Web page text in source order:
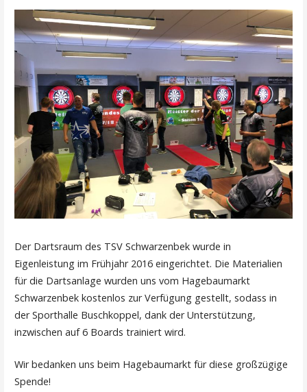
Der Dartsraum des TSV Schwarzenbek wurde in
Eigenleistung im Frühjahr 2016 eingerichtet. Die Materialien
für die Dartsanlage wurden uns vom Hagebaumarkt
Schwarzenbek kostenlos zur Verfügung gestellt, sodass in
der Sporthalle Buschkoppel, dank der Unterstützung,
inzwischen auf 6 Boards trainiert wird.
Wir bedanken uns beim Hagebaumarkt für diese großzügige
Spende!